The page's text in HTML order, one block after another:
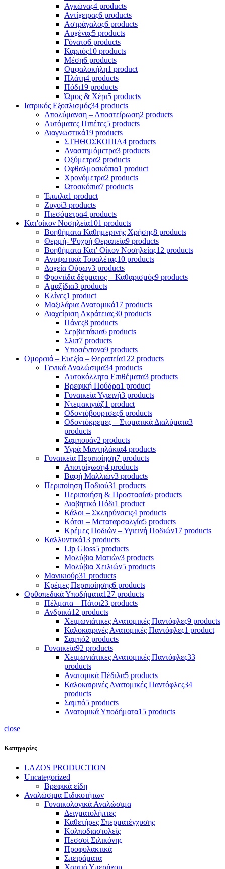
Αγκώνας4 products
Αντίχειρας6 products
Αστράγαλος6 products
Αυχένας5 products
Γόνατο6 products
Καρπός10 products
Μέση6 products
Ομφαλοκήλη1 product
Πλάτη4 products
Πόδι19 products
Ώμος & Χέρι5 products
Ιατρικός Εξοπλισμός34 products
Απολύμανση – Αποστείρωση2 products
Αυτόματες Πιπέτες5 products
Διαγνωστικά19 products
ΣΤΗΘΟΣΚΟΠΙΑ4 products
Αναστημόμετρα3 products
Οξύμετρα2 products
Οφθαλμοσκόπια1 product
Χρονόμετρα2 products
Ωτοσκόπια7 products
Έπιπλα1 product
Ζυγοί3 products
Πιεσόμετρα4 products
Κατ'οίκον Νοσηλεία101 products
Βοηθήματα Καθημερινής Χρήσης8 products
Θερμή- Ψυχρή Θεραπεία9 products
Βοηθήματα Κατ' Οίκον Νοσηλείας12 products
Ανυψωτικά Τουαλέτας10 products
Δοχεία Ούρων3 products
Φροντίδα δέρματος – Καθαρισμός9 products
Αμαξίδια3 products
Κλίνες1 product
Μαξιλάρια Ανατομικά17 products
Διαχείριση Ακράτειας30 products
Πάνες8 products
Σερβιετάκια6 products
Σλιπ7 products
Υποσέντονα9 products
Ομορφιά – Ευεξία – Θεραπεία122 products
Γενικά Αναλώσιμα34 products
Αυτοκόλλητα Επιθέματα3 products
Βρεφική Πούδρα1 product
Γυναικεία Υγιεινή3 products
Ντεμακιγιάζ1 product
Οδοντόβουρτσες6 products
Οδοντόκρεμες – Στοματικά Διαλύματα3
products
Σαμπουάν2 products
Υγρά Μαντηλάκια4 products
Γυναικεία Περιποίηση7 products
Αποτρίχωση4 products
Βαφή Μαλλιών3 products
Περιποίηση Ποδιού31 products
Περιποιήση & Προστασία6 products
Διαβητικό Πόδι1 product
Κάλοι – Σκληρύνσεις4 products
Κότσι – Μεταταρσαλγία5 products
Κρέμες Ποδιών – Υγιεινή Ποδιών17 products
Καλλυντικά13 products
Lip Gloss5 products
Μολύβια Ματιών3 products
Μολύβια Χειλιών5 products
Μανικιούρ31 products
Κρέμες Περιποίησης6 products
Ορθοπεδικά Υποδήματα127 products
Πέλματα – Πάτοι23 products
Ανδρικά12 products
Χειμωνιάτικες Ανατομικές Παντόφλες9 products
Καλοκαιρινές Ανατομικές Παντόφλες1 product
Σαμπό2 products
Γυναικεία92 products
Χειμωνιάτικες Ανατομικές Παντόφλες33
products
Ανατομικά Πέδιλα5 products
Καλοκαιρινές Ανατομικές Παντόφλες34
products
Σαμπό5 products
Ανατομικά Υποδήματα15 products
close
Κατηγορίες
LAZOS PRODUCTION
Uncategorized
Βρεφικά είδη
Αναλώσιμα Ειδικοτήτων
Γυναικολογικά Αναλώσιμα
Δειγματολήπτες
Καθετήρες Σπερματέγχυσης
Κολποδιαστολείς
Πεσσοί Σιλικόνης
Προφυλακτικά
Σπειράματα
Χαρτιά Υπερήχου